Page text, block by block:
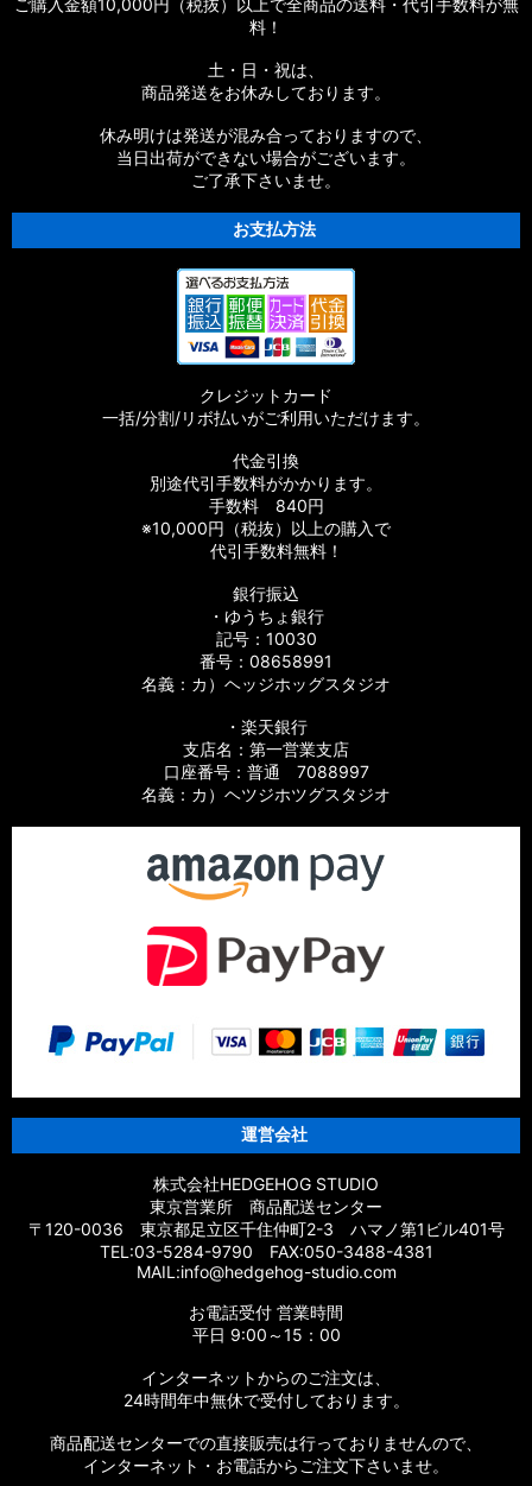
ご購入金額10,000円（税抜）以上で全商品の送料・代引手数料が無
料！
土・日・祝は、
商品発送をお休みしております。
休み明けは発送が混み合っておりますので、
当日出荷ができない場合がございます。
ご了承下さいませ。
お支払方法
クレジットカード
一括/分割/リボ払いがご利用いただけます。
代金引換
別途代引手数料がかかります。
手数料 840円
※10,000円（税抜）以上の購入で
代引手数料無料！
銀行振込
・ゆうちょ銀行
記号：10030
番号：08658991
名義：カ）ヘッジホッグスタジオ
・楽天銀行
支店名：第一営業支店
口座番号：普通 7088997
名義：カ）ヘツジホツグスタジオ
運営会社
株式会社HEDGEHOG STUDIO
東京営業所 商品配送センター
〒120-0036 東京都足立区千住仲町2-3 ハマノ第1ビル401号
TEL:03-5284-9790 FAX:050-3488-4381
MAIL:info@hedgehog-studio.com
お電話受付 営業時間
平日 9:00～15：00
インターネットからのご注文は、
24時間年中無休で受付しております。
商品配送センターでの直接販売は行っておりませんので、
インターネット・お電話からご注文下さいませ。